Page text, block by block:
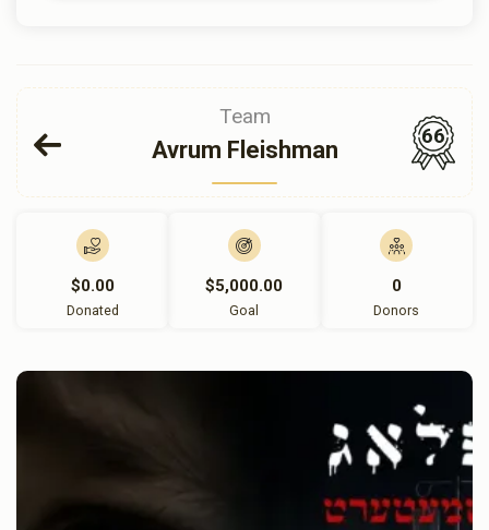
Team
Avrum Fleishman
66
$0.00
Donated
$5,000.00
Goal
0
Donors